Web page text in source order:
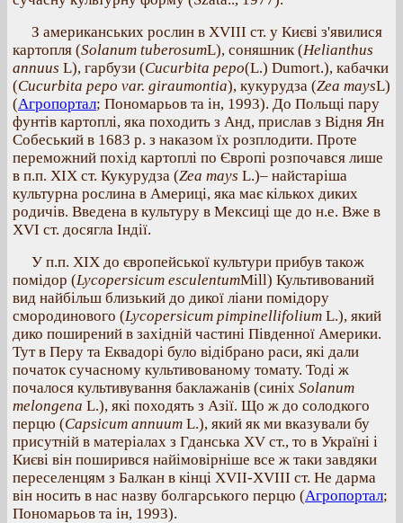
З американських рослин в XVIII ст. у Києві з'явилися
картопля (Solanum tuberosumL), соняшник (Helianthus
annuus L), гарбузи (Cucurbita pepo(L.) Dumort.), кабачки
(Cucurbita pepo var. giraumontia), кукурудза (Zea maysL)
(Агропортал; Пономарьов та ін, 1993). До Польщі пару
фунтів картоплі, яка походить з Анд, прислав з Відня Ян
Собеський в 1683 р. з наказом їх розплодити. Проте
переможний похід картоплі по Європі розпочався лише
в п.п. ХІХ ст. Кукурудза (Zea mays L.)– найстаріша
культурна рослина в Америці, яка має кількох диких
родичів. Введена в культуру в Мексиці ще до н.е. Вже в
XVI ст. досягла Індії.
У п.п. ХІХ до європейської культури прибув також
помідор (Lycopersicum esculentumMill) Культивований
вид найбільш близький до дикої ліани помідору
смородинового (Lycopersicum pimpinellifolium L.), який
дико поширений в західній частині Південної Америки.
Тут в Перу та Еквадорі було відібрано раси, які дали
початок сучасному культивованому томату. Тоді ж
почалося культивування баклажанів (синіх Solanum
melongena L.), які походять з Азії. Що ж до солодкого
перцю (Capsicum annuum L.), який як ми вказували бу
присутній в матеріалах з Гданська XV ст., то в Україні і
Києві він поширився найімовірніше все ж таки завдяки
переселенцям з Балкан в кінці XVII-XVIII ст. Не дарма
він носить в нас назву болгарського перцю (Агропортал;
Пономарьов та ін, 1993).